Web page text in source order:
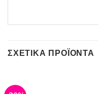
ΣΧΕΤΙΚΆ ΠΡΟΪΌΝΤΑ